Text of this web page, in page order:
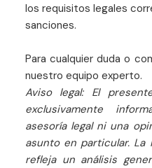
los requisitos legales
sanciones.
Para cualquier duda o
nuestro equipo experto.
Aviso legal: El
exclusivamente
asesoría legal ni una
asunto en particular.
refleja un análisis